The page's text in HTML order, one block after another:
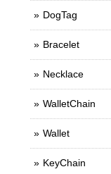
DogTag
Bracelet
Necklace
WalletChain
Wallet
KeyChain